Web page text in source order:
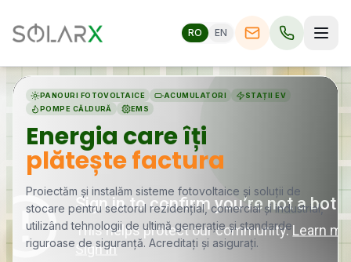
RO EN
PANOURI FOTOVOLTAICE ACUMULATORI
STAȚII EV
POMPE CĂLDURĂ
EMS
Energia care îți
plătește factura
Proiectăm și instalăm sisteme fotovoltaice și soluții de
stocare pentru sectorul rezidențial, comercial și industrial,
utilizând tehnologii de ultimă generație și standarde
riguroase de siguranță. Acreditați și asigurați.